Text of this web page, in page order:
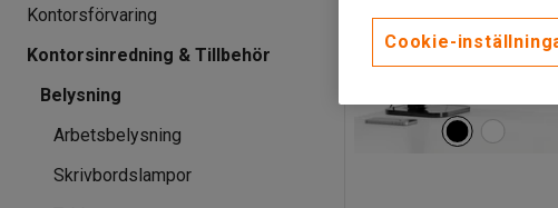
Kontorsförvaring
Kontorsinredning & Tillbehör
Belysning
Arbetsbelysning
Skrivbordslampor
Cookie-